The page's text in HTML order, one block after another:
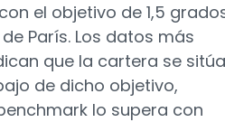
el objetivo de 1,5
París. Los datos más
que la cartera se sitúa
de dicho objetivo,
lo supera con